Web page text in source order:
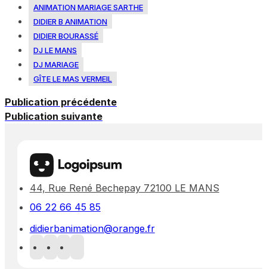
ANIMATION MARIAGE SARTHE
DIDIER B ANIMATION
DIDIER BOURASSÉ
DJ LE MANS
DJ MARIAGE
GÎTE LE MAS VERMEIL
Publication précédente
Publication suivante
44, Rue René Bechepay 72100 LE MANS
06 22 66 45 85
didierbanimation@orange.fr